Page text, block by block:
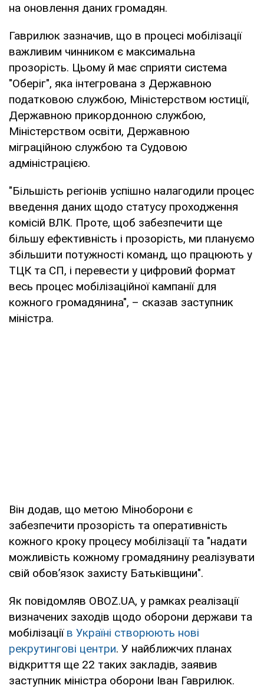
на оновлення даних громадян.
Гаврилюк зазначив, що в процесі мобілізації
важливим чинником є максимальна
прозорість. Цьому й має сприяти система
"Оберіг", яка інтегрована з Державною
податковою службою, Міністерством юстиції,
Державною прикордонною службою,
Міністерством освіти, Державною
міграційною службою та Судовою
адміністрацією.
"Більшість регіонів успішно налагодили процес
введення даних щодо статусу проходження
комісій ВЛК. Проте, щоб забезпечити ще
більшу ефективність і прозорість, ми плануємо
збільшити потужності команд, що працюють у
ТЦК та СП, і перевести у цифровий формат
весь процес мобілізаційної кампанії для
кожного громадянина", – сказав заступник
міністра.
Він додав, що метою Міноборони є
забезпечити прозорість та оперативність
кожного кроку процесу мобілізації та "надати
можливість кожному громадянину реалізувати
свій обов’язок захисту Батьківщини".
Як повідомляв OBOZ.UA, у рамках реалізації
визначених заходів щодо оборони держави та
мобілізації в Україні створюють нові
рекрутингові центри. У найближчих планах
відкриття ще 22 таких закладів, заявив
заступник міністра оборони Іван Гаврилюк.